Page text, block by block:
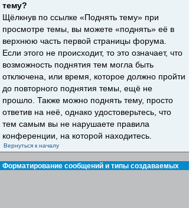
тему?
Щёлкнув по ссылке «Поднять тему» при
просмотре темы, вы можете «поднять» её в
верхнюю часть первой страницы форума.
Если этого не происходит, то это означает, что
возможность поднятия тем могла быть
отключена, или время, которое должно пройти
до повторного поднятия темы, ещё не
прошло. Также можно поднять тему, просто
ответив на неё, однако удостоверьтесь, что
тем самым вы не нарушаете правила
конференции, на которой находитесь.
Вернуться к началу
Форматирование сообщений и типы создаваемых